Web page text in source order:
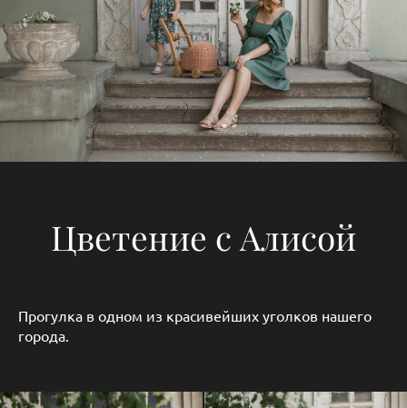
Цветение с Алисой
Прогулка в одном из красивейших уголков нашего
города.